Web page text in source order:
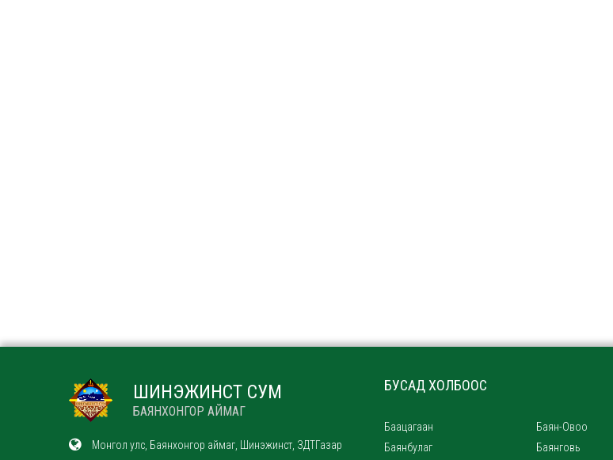
ШИНЭЖИНСТ СУМ
БАЯНХОНГОР АЙМАГ
Монгол улс, Баянхонгор аймаг, Шинэжинст, ЗДТГазар
БУСАД ХОЛБООС
Баацагаан Баян-Овоо
Баянбулаг
Баянговь